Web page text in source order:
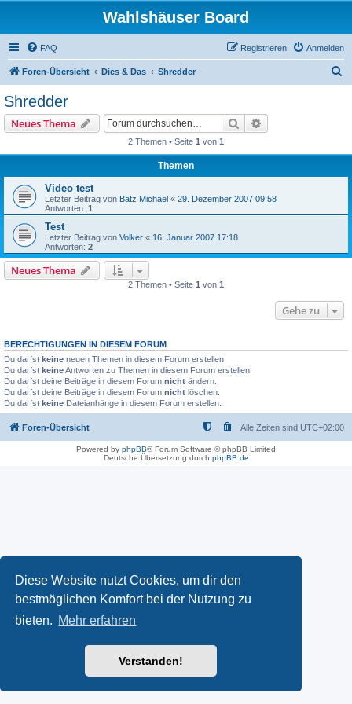
Diese Website nutzt Cookies, um dir den
bestmöglichen Komfort bei der Nutzung zu
bieten. Mehr erfahren
Verstanden!
Wahlshäuser Board
FAQ Anmelden
Registrieren
Foren-Übersicht Dies & Das Shredder
Shredder
Neues Thema Suche
2 Themen • Seite 1 von 1
Themen
Video test
Letzter Beitrag von Bätz Michael « 29. Dezember 2007 09:58
Antworten: 1
Test
Letzter Beitrag von Volker « 16. Januar 2007 17:18
Antworten: 2
Neues Thema
2 Themen • Seite 1 von 1
Gehe zu
BERECHTIGUNGEN IN DIESEM FORUM
Du darfst keine neuen Themen in diesem Forum erstellen.
Du darfst keineAntworten zu Themen in diesem Forum erstellen.
Du darfst deine Beiträge in diesem Forum nicht ändern.
Du darfst deine Beiträge in diesem Forum nicht löschen.
Du darfst keine Dateianhänge in diesem Forum erstellen.
Foren-Übersicht Alle Zeiten sind UTC+02:00
Powered by phpBB® Forum Software © phpBB Limited
Deutsche Übersetzung durch phpBB.de